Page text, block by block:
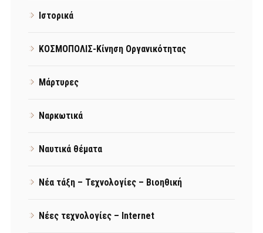
Ιστορικά
ΚΟΣΜΟΠΟΛΙΣ-Κίνηση Οργανικότητας
Μάρτυρες
Ναρκωτικά
Ναυτικά θέματα
Νέα τάξη – Τεχνολογίες – Βιοηθική
Νέες τεχνολογίες – Internet